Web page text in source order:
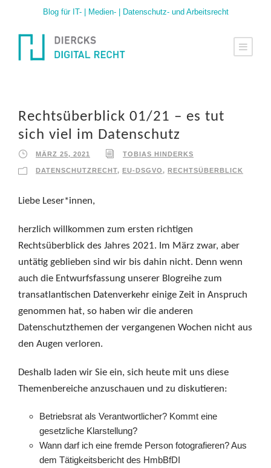
Blog für IT- | Medien- | Datenschutz- und Arbeitsrecht
Rechtsüberblick 01/21 – es tut
sich viel im Datenschutz
MÄRZ 25, 2021 TOBIAS HINDERKS
DATENSCHUTZRECHT, EU-DSGVO, RECHTSÜBERBLICK
Liebe Leser*innen,
herzlich willkommen zum ersten richtigen
Rechtsüberblick des Jahres 2021. Im März zwar, aber
untätig geblieben sind wir bis dahin nicht. Denn wenn
auch die Entwurfsfassung unserer Blogreihe zum
transatlantischen Datenverkehr einige Zeit in Anspruch
genommen hat, so haben wir die anderen
Datenschutzthemen der vergangenen Wochen nicht aus
den Augen verloren.
Deshalb laden wir Sie ein, sich heute mit uns diese
Themenbereiche anzuschauen und zu diskutieren:
Betriebsrat als Verantwortlicher? Kommt eine
gesetzliche Klarstellung?
Wann darf ich eine fremde Person fotografieren? Aus
dem Tätigkeitsbericht des HmbBfDI